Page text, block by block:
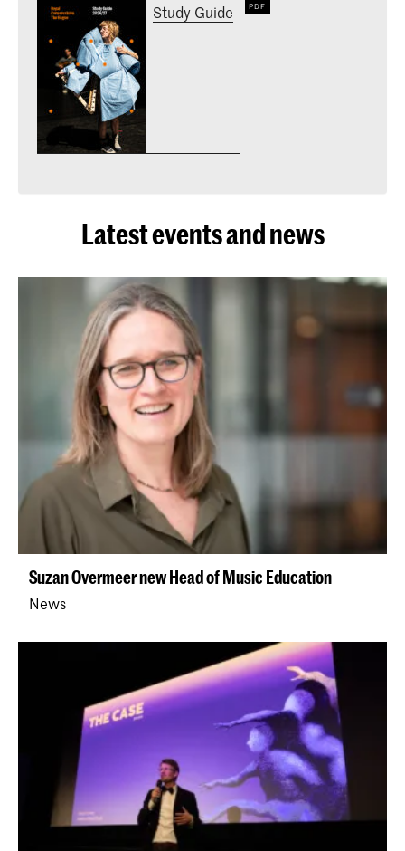
Study Guide
Latest events and news
Suzan Overmeer new Head of Music Education
News